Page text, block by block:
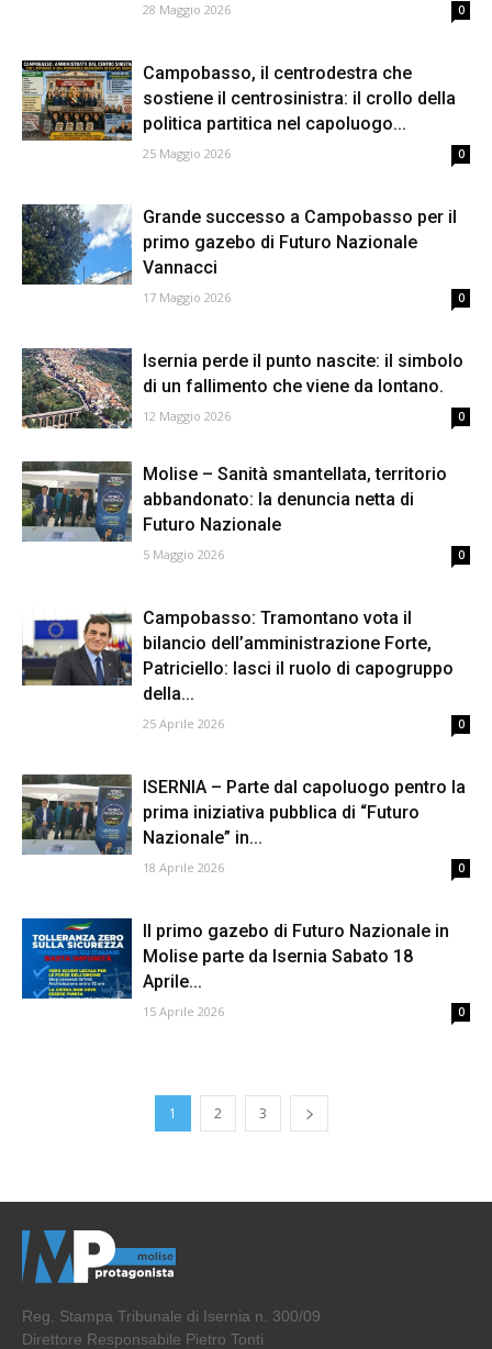
28 Maggio 2026 0
Campobasso, il centrodestra che
sostiene il centrosinistra: il crollo della
politica partitica nel capoluogo...
25 Maggio 2026 0
Grande successo a Campobasso per il
primo gazebo di Futuro Nazionale
Vannacci
17 Maggio 2026 0
Isernia perde il punto nascite: il simbolo
di un fallimento che viene da lontano.
12 Maggio 2026 0
Molise – Sanità smantellata, territorio
abbandonato: la denuncia netta di
Futuro Nazionale
5 Maggio 2026 0
Campobasso: Tramontano vota il
bilancio dell’amministrazione Forte,
Patriciello: lasci il ruolo di capogruppo
della...
25 Aprile 2026 0
ISERNIA – Parte dal capoluogo pentro la
prima iniziativa pubblica di “Futuro
Nazionale” in...
18 Aprile 2026 0
Il primo gazebo di Futuro Nazionale in
Molise parte da Isernia Sabato 18
Aprile...
15 Aprile 2026 0
1 2 3
Reg. Stampa Tribunale di Isernia n. 300/09
Direttore Responsabile Pietro Tonti